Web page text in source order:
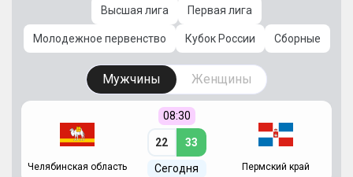
Высшая лига Первая лига
Молодежное первенство Кубок России Сборные
Мужчины Женщины
Челябинская область
08:30
22 33
Сегодня Пермский край